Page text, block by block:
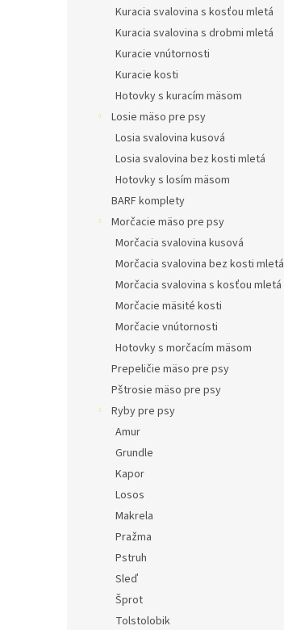
Kuracia svalovina s kosťou mletá
Kuracia svalovina s drobmi mletá
Kuracie vnútornosti
Kuracie kosti
Hotovky s kuracím mäsom
Losie mäso pre psy
Losia svalovina kusová
Losia svalovina bez kosti mletá
Hotovky s losím mäsom
BARF komplety
Morčacie mäso pre psy
Morčacia svalovina kusová
Morčacia svalovina bez kosti mletá
Morčacia svalovina s kosťou mletá
Morčacie mäsité kosti
Morčacie vnútornosti
Hotovky s morčacím mäsom
Prepeličie mäso pre psy
Pštrosie mäso pre psy
Ryby pre psy
Amur
Grundle
Kapor
Losos
Makrela
Pražma
Pstruh
Sleď
Šprot
Tolstolobik